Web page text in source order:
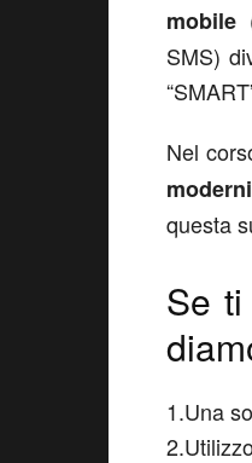
mobile
SMS)
Nel
questa
Se
1.Una